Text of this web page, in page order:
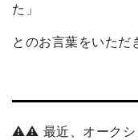
た」
とのお言葉をいただ
⚠️⚠️ 最近、オークシ